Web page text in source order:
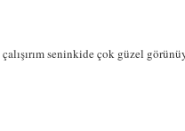
seninkide çok güzel